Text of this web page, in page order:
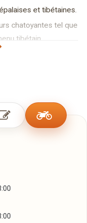
et tibétaines.
chatoyantes tel que
tibétain.
plats à la carte, sur
de commander en
bureau ou à votre
jours dans une
repas entre amis,
à disposition par